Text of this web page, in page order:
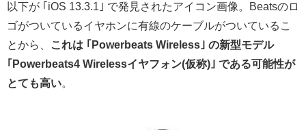
以下が ｢iOS 13.3.1｣ で発見されたアイコン画像。Beatsのロ
ゴがついているイヤホンに有線のケーブルがついているこ
とから、
これは ｢Powerbeats Wireless｣ の新型モデル
｢Powerbeats4 Wirelessイヤフォン(仮称)｣ である可能性が
とても高い。